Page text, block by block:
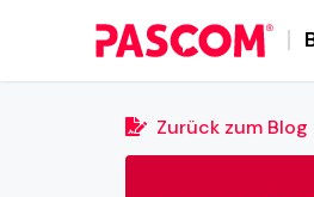
Zurück zum Blog